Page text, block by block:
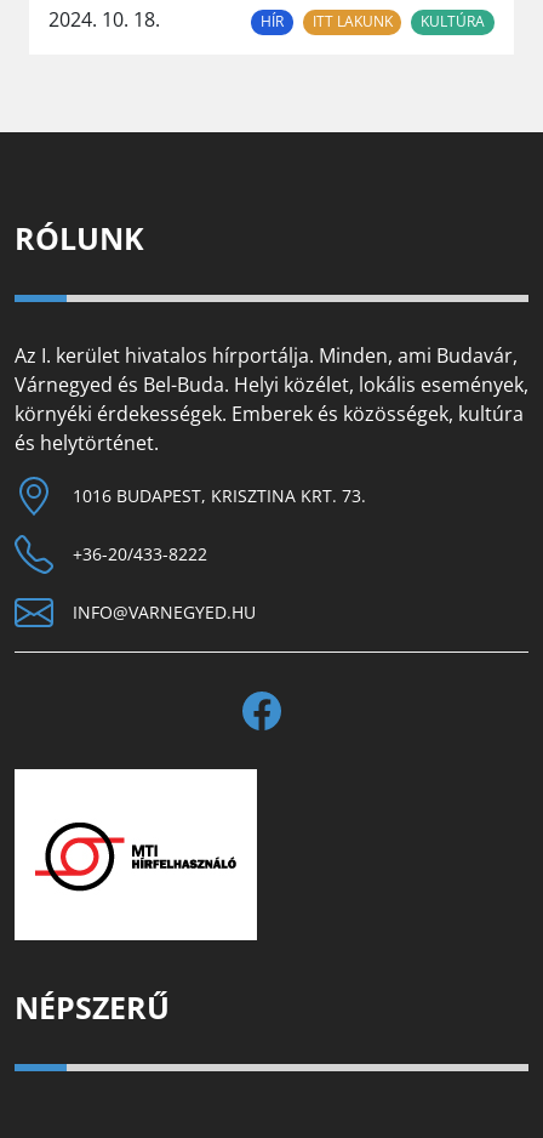
2024. 10. 18. HÍR ITT LAKUNK KULTÚRA
RÓLUNK
Az I. kerület hivatalos hírportálja. Minden, ami Budavár,
Várnegyed és Bel-Buda. Helyi közélet, lokális események,
környéki érdekességek. Emberek és közösségek, kultúra
és helytörténet.
1016 BUDAPEST, KRISZTINA KRT. 73.
+36-20/433-8222
INFO@VARNEGYED.HU
NÉPSZERŰ